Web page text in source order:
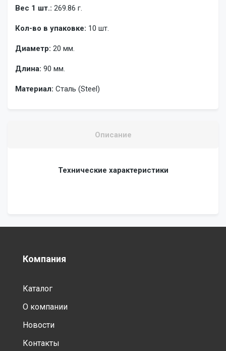
Вес 1 шт.: 269.86 г.
Кол-во в упаковке: 10 шт.
Диаметр: 20 мм.
Длина: 90 мм.
Материал: Сталь (Steel)
Описание
Технические характеристики
Компания
Каталог
О компании
Новости
Контакты